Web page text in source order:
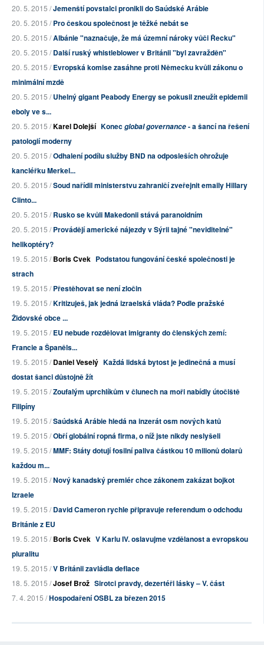
20. 5. 2015 /Jemenští povstalci pronikli do Saúdské Arábie
20. 5. 2015 /Pro českou společnost je těžké nebát se
20. 5. 2015 /Albánie "naznačuje, že má územní nároky vůči Řecku"
20. 5. 2015 /Další ruský whistleblower v Británii "byl zavražděn"
20. 5. 2015 /Evropská komise zasáhne proti Německu kvůli zákonu o
minimální mzdě
20. 5. 2015 /Uhelný gigant Peabody Energy se pokusil zneužít epidemii
eboly ve s...
20. 5. 2015 /Karel Dolejší Konecglobal governance- a šancí na řešení
patologií moderny
20. 5. 2015 /Odhalení podílu služby BND na odposleších ohrožuje
kancléřku Merkel...
20. 5. 2015 /Soud nařídil ministerstvu zahraničí zveřejnit emaily Hillary
Clinto...
20. 5. 2015 /Rusko se kvůli Makedonii stává paranoidním
20. 5. 2015 /Provádějí americké nájezdy v Sýrii tajné "neviditelné"
helikoptéry?
19. 5. 2015 /Boris Cvek Podstatou fungování české společnosti je
strach
19. 5. 2015 /Přestěhovat se není zločin
19. 5. 2015 /Kritizuješ, jak jedná izraelská vláda? Podle pražské
Židovské obce ...
19. 5. 2015 /EU nebude rozdělovat imigranty do členských zemí:
Francie a Španěls...
19. 5. 2015 /Daniel Veselý Každá lidská bytost je jedinečná a musí
dostat šanci důstojně žít
19. 5. 2015 /Zoufalým uprchlíkům v člunech na moři nabídly útočiště
Filipíny
19. 5. 2015 /Saúdská Arábie hledá na inzerát osm nových katů
19. 5. 2015 /Obří globální ropná firma, o níž jste nikdy neslyšeli
19. 5. 2015 /MMF: Státy dotují fosilní paliva částkou 10 milionů dolarů
každou m...
19. 5. 2015 /Nový kanadský premiér chce zákonem zakázat bojkot
Izraele
19. 5. 2015 /David Cameron rychle připravuje referendum o odchodu
Británie z EU
19. 5. 2015 /Boris Cvek V Karlu IV. oslavujme vzdělanost a evropskou
pluralitu
19. 5. 2015 /V Británii zavládla deflace
18. 5. 2015 /Josef Brož Sirotci pravdy, dezertéři lásky – V. část
7. 4. 2015 /Hospodaření OSBL za březen 2015